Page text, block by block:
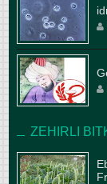
ZEHIRLI